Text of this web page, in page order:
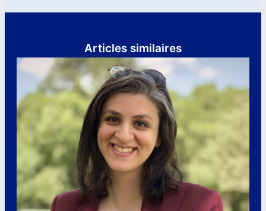
Articles similaires